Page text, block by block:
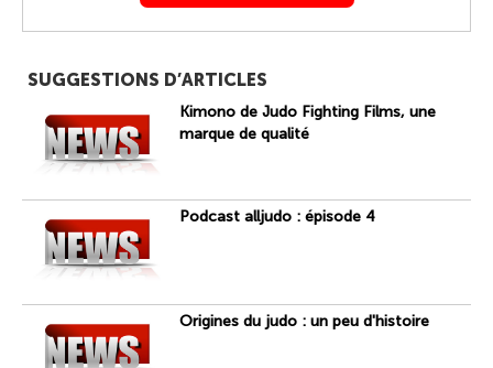
SUGGESTIONS D’ARTICLES
Kimono de Judo Fighting Films, une
marque de qualité
Podcast alljudo : épisode 4
Origines du judo : un peu d'histoire